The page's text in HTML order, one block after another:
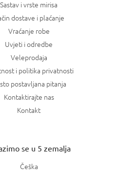
Sastav i vrste mirisa
dostave i plaćanje
Vraćanje robe
Uvjeti i odredbe
Veleprodaja
i politika privatnosti
postavljana pitanja
Kontaktirajte nas
Kontakt
se u 5 zemalja
Češka